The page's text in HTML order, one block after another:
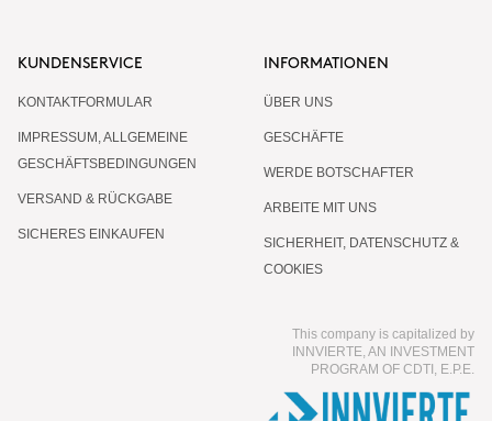
KUNDENSERVICE
KONTAKTFORMULAR
IMPRESSUM, ALLGEMEINE
GESCHÄFTSBEDINGUNGEN
VERSAND & RÜCKGABE
SICHERES EINKAUFEN
INFORMATIONEN
ÜBER UNS
GESCHÄFTE
WERDE BOTSCHAFTER
ARBEITE MIT UNS
SICHERHEIT, DATENSCHUTZ &
COOKIES
This company is capitalized by
INNVIERTE, AN INVESTMENT
PROGRAM OF CDTI, E.P.E.